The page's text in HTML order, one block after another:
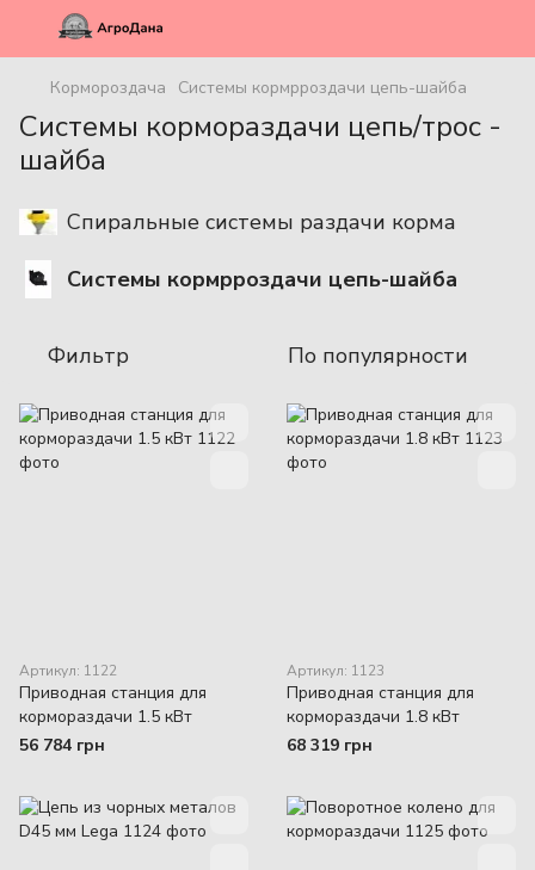
Кормороздача Системы кормрроздачи цепь-шайба
Системы кормораздачи цепь/трос -
шайба
Спиральные системы раздачи корма
Системы кормрроздачи цепь-шайба
Фильтр По популярности
Артикул: 1122
Приводная станция для
кормораздачи 1.5 кВт
56 784 грн
Артикул: 1123
Приводная станция для
кормораздачи 1.8 кВт
68 319 грн